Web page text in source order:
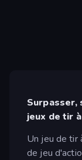
Surpasser,
jeux de tir
Un jeu de tir
de jeu